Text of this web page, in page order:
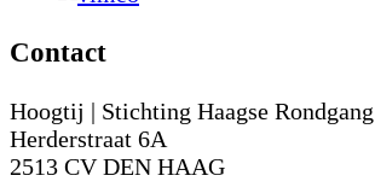
Contact
Hoogtij | Stichting Haagse Rondgang
Herderstraat 6A
2513 CV DEN HAAG